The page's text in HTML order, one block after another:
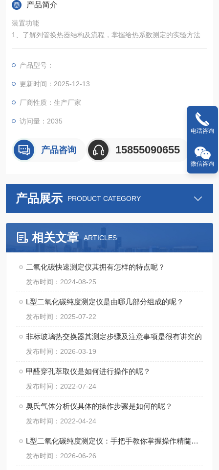
产品简介
装置功能
1、了解列管换热器结构及流程，掌握给热系数测定的实验方法。
2、比较列管換热器逆流、并流换热实验的流程及效果
4、分别测定逆、并流操作对换热器平均推动力及传热系数的影响
5、全触摸集成化控制，高稳定数据传输，硬件加密。
产品型号：
更新时间：2025-12-13
厂商性质：生产厂家
访问量：2035
产品咨询 15855090655
产品展示 PRODUCT CATEGORY
相关文章 ARTICLES
二氧化碳快速测定仪其拥有怎样的特点呢？
发布时间：2024-08-25
L型二氧化碳纯度测定仪是由哪几部分组成的呢？
发布时间：2025-07-22
非标玻璃热交换器其测定步骤及注意事项是很有讲究的
发布时间：2026-03-19
甲醛穿孔萃取仪是如何进行操作的呢？
发布时间：2022-07-24
奥氏气体分析仪具体的操作步骤是如何的呢？
发布时间：2022-04-24
L型二氧化碳纯度测定仪：手把手教你掌握操作精髓，轻松搞定精准检测！
发布时间：2026-06-26
电话咨询
微信咨询